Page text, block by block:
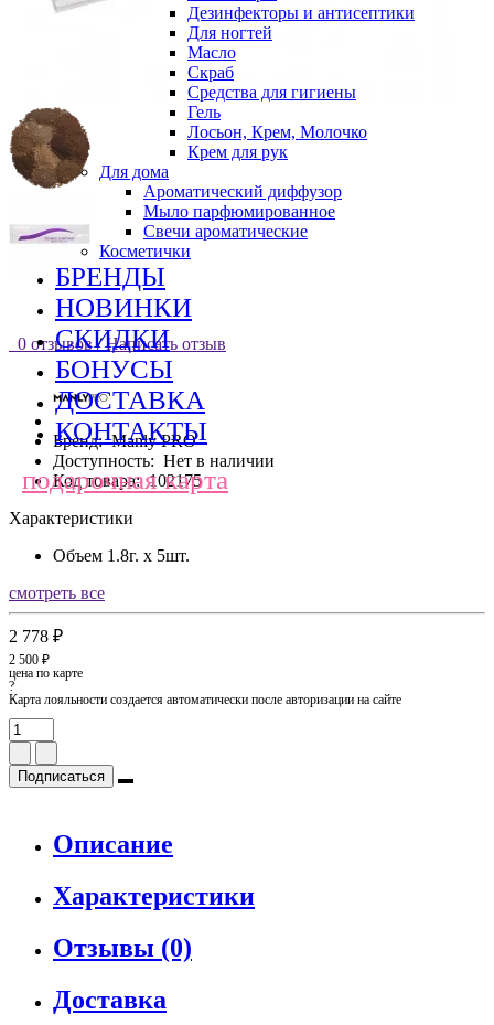
Дезинфекторы и антисептики
Для ногтей
Масло
Скраб
Средства для гигиены
Гель
Лосьон, Крем, Молочко
Крем для рук
Для дома
Ароматический диффузор
Мыло парфюмированное
Свечи ароматические
Косметички
БРЕНДЫ
НОВИНКИ
СКИДКИ
БОНУСЫ
ДОСТАВКА
КОНТАКТЫ
подарочная карта
0 отзывов / Написать отзыв
Бренд: Manly PRO
Доступность: Нет в наличии
Код товара: 102175
Характеристики
Объем 1.8г. х 5шт.
смотреть все
2 778 ₽
2 500 ₽
цена по карте
?
Карта лояльности создается автоматически после авторизации на сайте
Подписаться
Описание
Характеристики
Отзывы (0)
Доставка